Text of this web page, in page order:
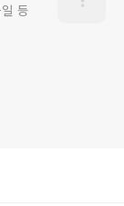
등